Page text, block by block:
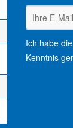
Ich habe die
Kenntnis